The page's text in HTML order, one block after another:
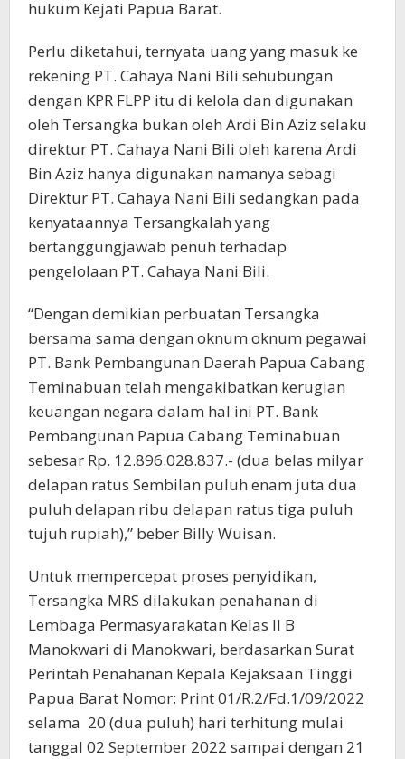
hukum Kejati Papua Barat.
Perlu diketahui, ternyata uang yang masuk ke
rekening PT. Cahaya Nani Bili sehubungan
dengan KPR FLPP itu di kelola dan digunakan
oleh Tersangka bukan oleh Ardi Bin Aziz selaku
direktur PT. Cahaya Nani Bili oleh karena Ardi
Bin Aziz hanya digunakan namanya sebagi
Direktur PT. Cahaya Nani Bili sedangkan pada
kenyataannya Tersangkalah yang
bertanggungjawab penuh terhadap
pengelolaan PT. Cahaya Nani Bili.
“Dengan demikian perbuatan Tersangka
bersama sama dengan oknum oknum pegawai
PT. Bank Pembangunan Daerah Papua Cabang
Teminabuan telah mengakibatkan kerugian
keuangan negara dalam hal ini PT. Bank
Pembangunan Papua Cabang Teminabuan
sebesar Rp. 12.896.028.837.- (dua belas milyar
delapan ratus Sembilan puluh enam juta dua
puluh delapan ribu delapan ratus tiga puluh
tujuh rupiah),” beber Billy Wuisan.
Untuk mempercepat proses penyidikan,
Tersangka MRS dilakukan penahanan di
Lembaga Permasyarakatan Kelas II B
Manokwari di Manokwari, berdasarkan Surat
Perintah Penahanan Kepala Kejaksaan Tinggi
Papua Barat Nomor: Print 01/R.2/Fd.1/09/2022
selama 20 (dua puluh) hari terhitung mulai
tanggal 02 September 2022 sampai dengan 21